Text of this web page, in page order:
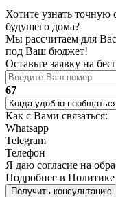
Хотите узнать точную
будущего дома?
Мы рассчитаем для
под Ваш бюджет!
Оставьте заявку на
67
Как с Вами связаться:
Whatsapp
Telegram
Телефон
Я даю согласие на
Подробнее в Политике
Получить консультацию